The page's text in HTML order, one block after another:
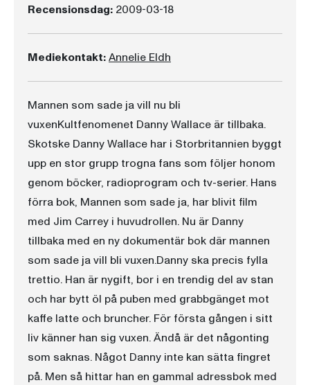
Recensionsdag: 2009-03-18
Mediekontakt:Annelie Eldh
Mannen som sade ja vill nu bli
vuxenKultfenomenet Danny Wallace är tillbaka.
Skotske Danny Wallace har i Storbritannien byggt
upp en stor grupp trogna fans som följer honom
genom böcker, radioprogram och tv-serier. Hans
förra bok, Mannen som sade ja, har blivit film
med Jim Carrey i huvudrollen. Nu är Danny
tillbaka med en ny dokumentär bok där mannen
som sade ja vill bli vuxen.Danny ska precis fylla
trettio. Han är nygift, bor i en trendig del av stan
och har bytt öl på puben med grabbgänget mot
kaffe latte och bruncher. För första gången i sitt
liv känner han sig vuxen. Ändå är det någonting
som saknas. Något Danny inte kan sätta fingret
på. Men så hittar han en gammal adressbok med